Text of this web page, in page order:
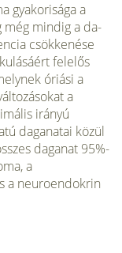
gyakorisága a
még mindig a da­
csökkenése
fele­lős
óriási a
a
irányú
daganatai kö­zül
daga­nat 95%-
a
a neuroendokrin